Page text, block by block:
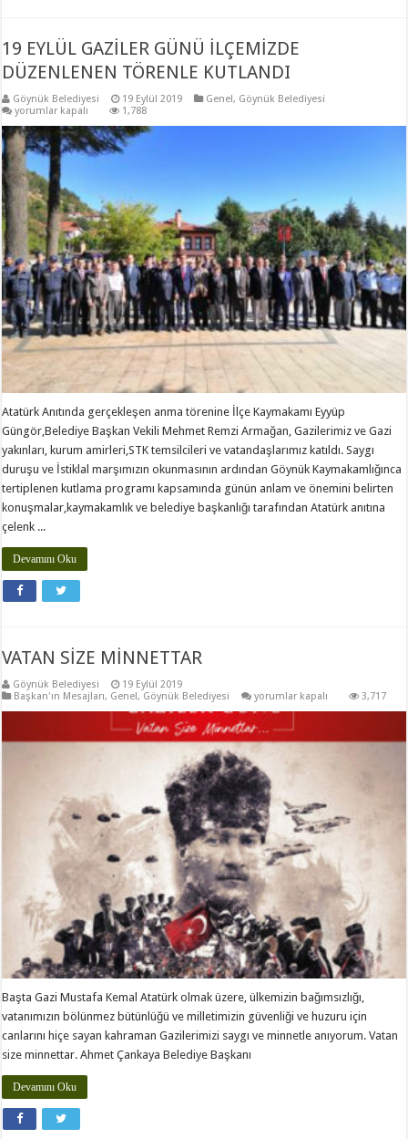
19 EYLÜL GAZİLER GÜNÜ İLÇEMİZDE
DÜZENLENEN TÖRENLE KUTLANDI
Göynük Belediyesi 19 Eylül 2019 Genel, Göynük Belediyesi
19
GAZİLER
GÜNÜ
İLÇEMİZDE
DÜZENLENEN
TÖRENLE
KUTLANDI
için
yorumlar kapalı 1,788
Atatürk Anıtında gerçekleşen anma törenine İlçe Kaymakamı Eyyüp
Güngör,Belediye Başkan Vekili Mehmet Remzi Armağan, Gazilerimiz ve Gazi
yakınları, kurum amirleri,STK temsilcileri ve vatandaşlarımız katıldı. Saygı
duruşu ve İstiklal marşımızın okunmasının ardından Göynük Kaymakamlığınca
tertiplenen kutlama programı kapsamında günün anlam ve önemini belirten
konuşmalar,kaymakamlık ve belediye başkanlığı tarafından Atatürk anıtına
çelenk ...
Devamını Oku
VATAN SİZE MİNNETTAR
Göynük Belediyesi
19 Eylül 2019
Başkan'ın Mesajları, Genel, Göynük Belediyesi
VATAN
için
yorumlar kapalı 3,717
Başta Gazi Mustafa Kemal Atatürk olmak üzere, ülkemizin bağımsızlığı,
vatanımızın bölünmez bütünlüğü ve milletimizin güvenliği ve huzuru için
canlarını hiçe sayan kahraman Gazilerimizi saygı ve minnetle anıyorum. Vatan
size minnettar. Ahmet Çankaya Belediye Başkanı
Devamını Oku